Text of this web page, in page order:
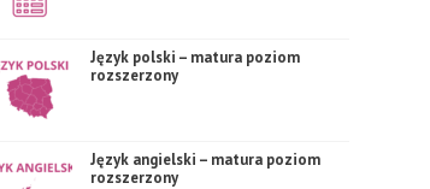
Język polski – matura poziom
rozszerzony
Język angielski – matura poziom
rozszerzony